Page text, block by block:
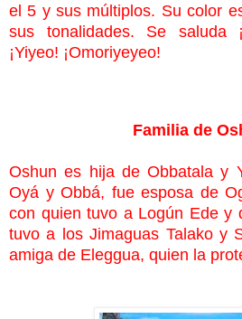
el 5 y sus múltiplos. Su color
sus tonalidades. Se saluda
¡Yiyeo! ¡Omoriyeyeo!
Familia de
Oshun es hija de Obbatala y
Oyá y Obbá, fue esposa de
con quien tuvo a Logún Ede y
tuvo a los Jimaguas Talako y
amiga de Eleggua, quien la